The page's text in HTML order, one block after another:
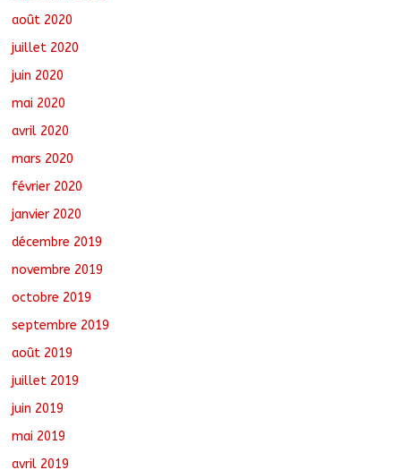
août 2020
juillet 2020
juin 2020
mai 2020
avril 2020
mars 2020
février 2020
janvier 2020
décembre 2019
novembre 2019
octobre 2019
septembre 2019
août 2019
juillet 2019
juin 2019
mai 2019
avril 2019